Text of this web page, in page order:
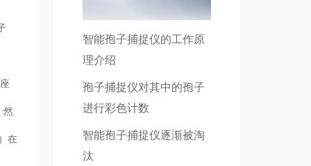
然
在
智能孢子捕捉仪的工作原
理介绍
孢子捕捉仪对其中的孢子
进行彩色计数
智能孢子捕捉仪逐渐被淘
汰